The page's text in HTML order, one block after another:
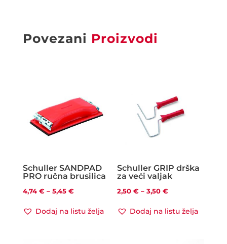
Povezani Proizvodi
Schuller SANDPAD
PRO ručna brusilica
4,74 € – 5,45 €Raspon
Dodaj na listu želja
Schuller GRIP drška
za veći valjak
2,50€ – 3,50€Raspon
Dodaj na listu želja